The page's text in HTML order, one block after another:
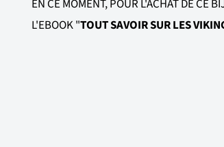
EN CE MOMENT, POUR L'ACHAT DE CE
L'EBOOK "TOUT SAVOIR SUR LES